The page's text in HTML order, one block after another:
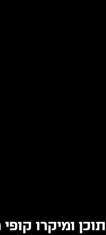
תוכן ומיקרו